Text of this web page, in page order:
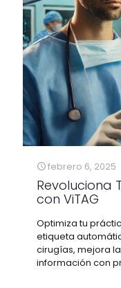
febrero 6, 2025
Revoluciona
con ViTAG
Optimiza tu
etiqueta
cirugías, mejora
información con